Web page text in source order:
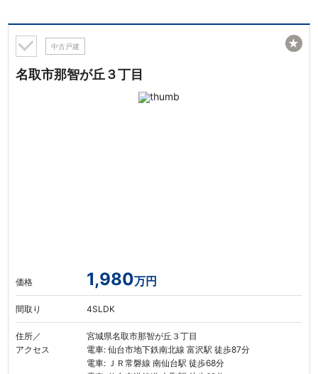
中古戸建
名取市那智が丘３丁目
価格 1,980万円
間取り 4SLDK
住所／
アクセス
宮城県名取市那智が丘３丁目
電車: 仙台市地下鉄南北線 富沢駅 徒歩87分
電車: ＪＲ常磐線 南仙台駅 徒歩68分
★